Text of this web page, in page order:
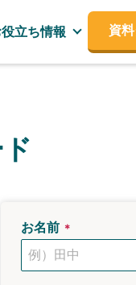
立ち情報 資
お名前 ＊